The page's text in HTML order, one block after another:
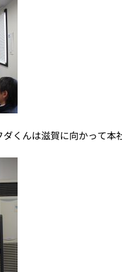
くんは滋賀に向かって本